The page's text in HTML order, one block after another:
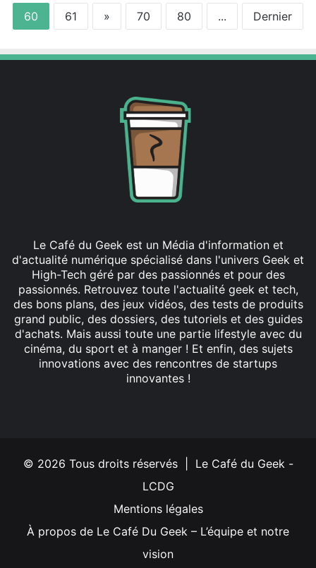
60 61 » 70 80 ... Dernier
Le Café du Geek est un Média d'information et
d'actualité numérique spécialisé dans l'univers Geek et
High-Tech géré par des passionnés et pour des
passionnés. Retrouvez toute l'actualité geek et tech,
des bons plans, des jeux vidéos, des tests de produits
grand public, des dossiers, des tutoriels et des guides
d'achats. Mais aussi toute une partie lifestyle avec du
cinéma, du sport et à manger ! Et enfin, des sujets
innovations avec des rencontres de startups
innovantes !
© 2026 Tous droits réservés | Le Café du Geek -
LCDG
Mentions légales
À propos de Le Café Du Geek – L’équipe et notre
vision